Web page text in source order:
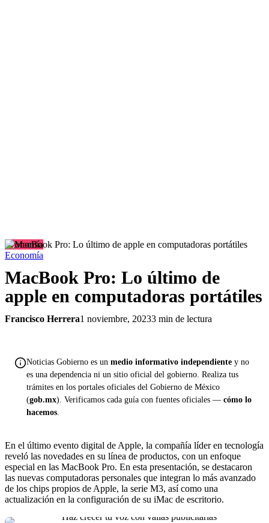
Economía
Economía
MacBook Pro: Lo último de
apple en computadoras portátiles
Francisco Herrera1 noviembre, 20233 min de lectura
Noticias Gobierno es un medio informativo independiente y no
es una dependencia ni un sitio oficial del gobierno. Realiza tus
trámites en los portales oficiales del Gobierno de México
(gob.mx). Verificamos cada guía con fuentes oficiales — cómo lo
hacemos.
En el último evento digital de Apple, la compañía líder en tecnología
reveló las novedades en su línea de productos, con un enfoque
especial en las MacBook Pro. En esta presentación, se destacaron
las nuevas computadoras personales que integran lo más avanzado
de los chips propios de Apple, la serie M3, así como una
actualización en la configuración de su iMac de escritorio.